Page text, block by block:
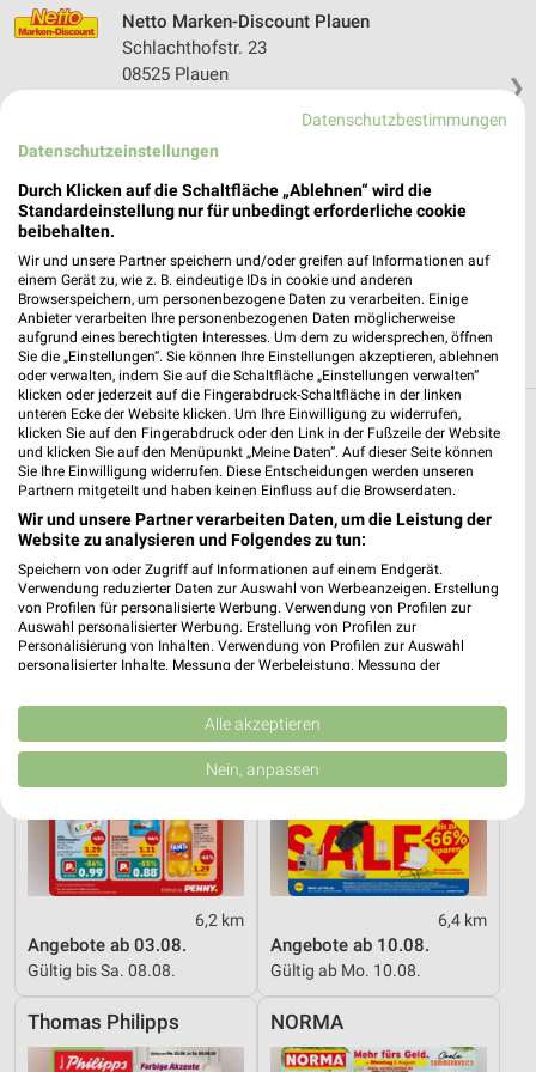
❯
Netto Marken-Discount Plauen
Schlachthofstr. 23
08525 Plauen
Heute 07:00 - 21:00 Uhr | Geöffnet
239,99 km • Angebote: 3 Prospekte
NORMA Plauen
08525 Plauen
Heute 07:00 - 20:00 Uhr | Geöffnet
240,00 km • Angebote: 6 Prospekte
Discounter Angebote und Prospekte für
Bösenbrunn
15 Prospekte
PENNY
6,2 km
Angebote ab 03.08.
Gültig bis Sa. 08.08.
Lidl
6,4 km
Angebote ab 10.08.
Gültig ab Mo. 10.08.
Thomas Philipps NORMA
Datenschutzbestimmungen
Datenschutzeinstellungen
Durch Klicken auf die Schaltfläche „Ablehnen“ wird die
Standardeinstellung nur für unbedingt erforderliche cookie
beibehalten.
Wir und unsere Partner speichern und/oder greifen auf Informationen auf
einem Gerät zu, wie z. B. eindeutige IDs in cookie und anderen
Browserspeichern, um personenbezogene Daten zu verarbeiten. Einige
Anbieter verarbeiten Ihre personenbezogenen Daten möglicherweise
aufgrund eines berechtigten Interesses. Um dem zu widersprechen, öffnen
Sie die „Einstellungen“. Sie können Ihre Einstellungen akzeptieren, ablehnen
oder verwalten, indem Sie auf die Schaltfläche „Einstellungen verwalten“
klicken oder jederzeit auf die Fingerabdruck-Schaltfläche in der linken
unteren Ecke der Website klicken. Um Ihre Einwilligung zu widerrufen,
klicken Sie auf den Fingerabdruck oder den Link in der Fußzeile der Website
und klicken Sie auf den Menüpunkt „Meine Daten“. Auf dieser Seite können
Sie Ihre Einwilligung widerrufen. Diese Entscheidungen werden unseren
Partnern mitgeteilt und haben keinen Einfluss auf die Browserdaten.
Wir und unsere Partner verarbeiten Daten, um die Leistung der
Website zu analysieren und Folgendes zu tun:
Speichern von oder Zugriff auf Informationen auf einem Endgerät.
Verwendung reduzierter Daten zur Auswahl von Werbeanzeigen. Erstellung
von Profilen für personalisierte Werbung. Verwendung von Profilen zur
Auswahl personalisierter Werbung. Erstellung von Profilen zur
Personalisierung von Inhalten. Verwendung von Profilen zur Auswahl
personalisierter Inhalte. Messung der Werbeleistung. Messung der
Kombinationen von Daten aus verschiedenen Quellen. Entwicklung und
Verbesserung der Angebote. Verwendung reduzierter Daten zur Auswahl
von Inhalten.
Daten können außerhalb der Europäischen Union weitergegeben und in die
USA gesendet werden.
Website/App.
Partnerliste anzeigen (1 IAB-Anbieter)
Wir nutzen Ihre Daten für folgende Zwecke:
Speichern von oder Zugriff auf Informationen
auf einem Endgerät
Verwendung reduzierter Daten zur Auswahl von
Werbeanzeigen
Alle akzeptieren
Nein, anpassen